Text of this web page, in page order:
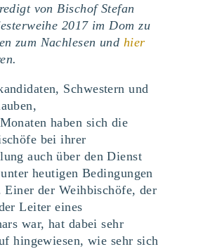
von Bischof Stefan
2017 im Dom zu
zum Nachlesen und hier
Schwestern und
haben sich die
bei ihrer
auch über den Dienst
heutigen Bedingungen
Einer der Weihbischöfe, der
Leiter eines
war, hat dabei sehr
hingewiesen, wie sehr sich